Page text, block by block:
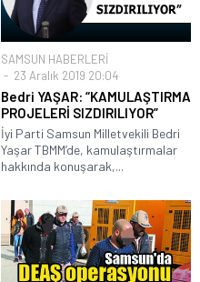
SAMSUN HABERLERİ
23 Aralık 2019 20:04
Bedri YAŞAR: “KAMULAŞTIRMA
PROJELERİ SIZDIRILIYOR”
İyi Parti Samsun Milletvekili Bedri
Yaşar TBMM’de, kamulaştırmalar
hakkında konuşarak,...